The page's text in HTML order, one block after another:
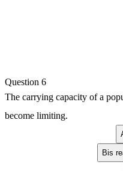
Question 6
The carrying capacity of a
become limiting.
Bis